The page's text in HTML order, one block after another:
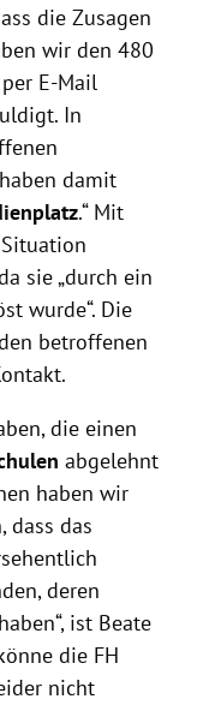
die Zusagen
wir den 480
E-Mail
In
damit
.“ Mit
sie „durch ein
wurde“. Die
betroffenen
die einen
abgelehnt
haben wir
dass das
deren
ist Beate
die FH
nicht